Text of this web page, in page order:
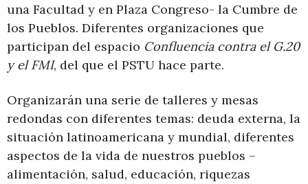
una Facultad y en Plaza Congreso- la Cumbre de
los Pueblos. Diferentes organizaciones que
participan del espacio Confluencia contra el G.20
y el FMI, del que el PSTU hace parte.
Organizarán una serie de talleres y mesas
redondas con diferentes temas: deuda externa, la
situación latinoamericana y mundial, diferentes
aspectos de la vida de nuestros pueblos –
alimentación, salud, educación, riquezas